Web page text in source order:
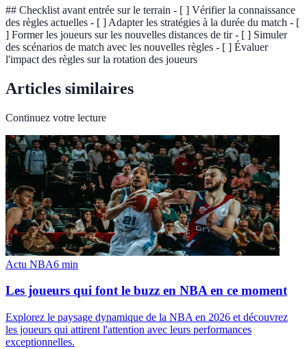
## Checklist avant entrée sur le terrain - [ ] Vérifier la connaissance
des règles actuelles - [ ] Adapter les stratégies à la durée du match - [
] Former les joueurs sur les nouvelles distances de tir - [ ] Simuler
des scénarios de match avec les nouvelles règles - [ ] Évaluer
l'impact des règles sur la rotation des joueurs
Articles similaires
Continuez votre lecture
Actu NBA6 min
Les joueurs qui font le buzz en NBA en ce moment
Explorez le paysage dynamique de la NBA en 2026 et découvrez
les joueurs qui attirent l'attention avec leurs performances
exceptionnelles.